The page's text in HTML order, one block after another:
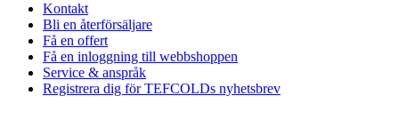
Kontakt
Bli en återförsäljare
Få en offert
Få en inloggning till webbshoppen
Service & anspråk
Registrera dig för TEFCOLDs nyhetsbrev